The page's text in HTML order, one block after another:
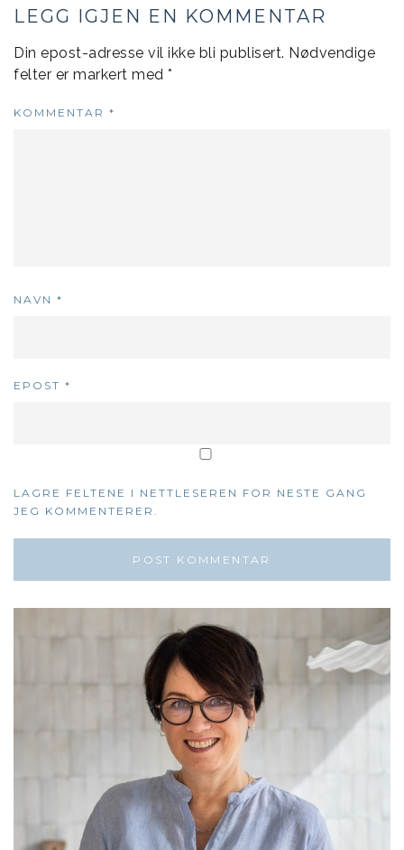
LEGG IGJEN EN KOMMENTAR
Din epost-adresse vil ikke bli publisert. Nødvendige
felter er markert med *
KOMMENTAR *
NAVN *
EPOST *
LAGRE FELTENE I NETTLESEREN FOR NESTE GANG
JEG KOMMENTERER.